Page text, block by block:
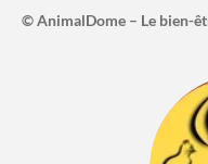
© AnimalDome – Le bien-